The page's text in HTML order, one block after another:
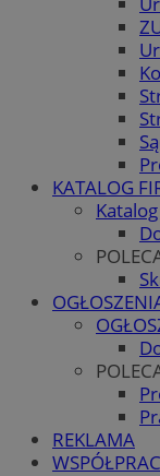
KATALOG
REKLAMA